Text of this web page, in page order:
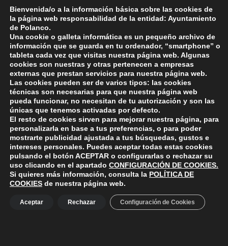
Escuelas N-14) hasta la posada El Cafetal (Bº Rosales
M-2). Tiempo estimado de reparación 2 horas.
Rogamos disculpen
Skip back to main navigation
ayuntamiento de polanco
AYUNTAMIENTO DE POLANCO
Ayuntamiento de Polanco. La iglesia R-29 39313 Polanco
+34 942 82 42 00
+34 942 82 49 75
Bienvenida/o a la información básica sobre las cookies de
la página web responsabilidad de la entidad: Ayuntamiento
de Polanco.
Una cookie o galleta informática es un pequeño archivo de
información que se guarda en tu ordenador, “smartphone” o
tableta cada vez que visitas nuestra página web. Algunas
cookies son nuestras y otras pertenecen a empresas
externas que prestan servicios para nuestra página web.
Las cookies pueden ser de varios tipos: las cookies
técnicas son necesarias para que nuestra página web
pueda funcionar, no necesitan de tu autorización y son las
únicas que tenemos activadas por defecto.
El resto de cookies sirven para mejorar nuestra página, para
personalizarla en base a tus preferencias, o para poder
mostrarte publicidad ajustada a tus búsquedas, gustos e
intereses personales. Puedes aceptar todas estas cookies
pulsando el botón ACEPTAR o configurarlas o rechazar su
uso clicando en el apartado CONFIGURACIÓN DE COOKIES.
Si quieres más información, consulta la POLÍTICA DE
COOKIES de nuestra página web.
Aceptar Rechazar Configuración de Cookies